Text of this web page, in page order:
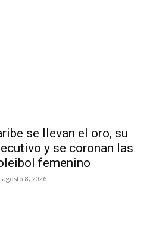
se llevan el oro, su
y se coronan las
femenino
agosto 8, 2026